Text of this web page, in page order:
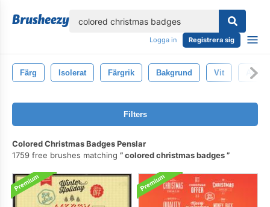
Logga in Registrera sig
Färg Isolerat Färgrik Bakgrund Vit
Filters
Colored Christmas Badges Penslar
1759 free brushes matching
colored christmas badges